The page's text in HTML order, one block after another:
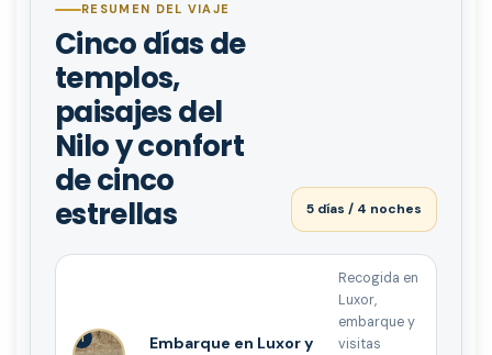
RESUMEN DEL VIAJE
Cinco días de
templos,
paisajes del
Nilo y confort
de cinco
estrellas
5 días / 4 noches
1
Embarque en Luxor y
Recogida en
Luxor,
embarque y
visitas